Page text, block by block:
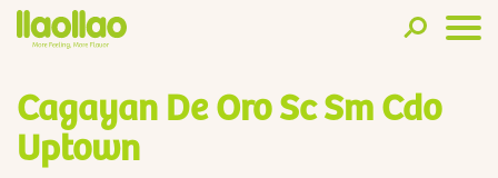
Cagayan De Oro Sc Sm Cdo
Uptown